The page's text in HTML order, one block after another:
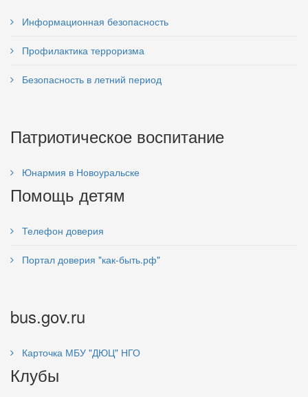
Информационная безопасность
Профилактика терроризма
Безопасность в летний период
Патриотическое воспитание
Юнармия в Новоуральске
Помощь детям
Телефон доверия
Портал доверия "как-быть.рф"
bus.gov.ru
Карточка МБУ "ДЮЦ" НГО
Клубы